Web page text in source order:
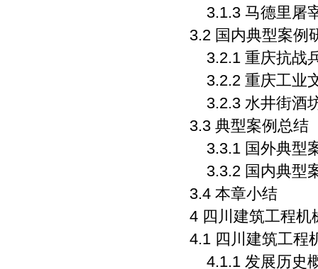
3.1.3 马德里屠
3.2 国内典型案例
3.2.1 重庆抗战
3.2.2 重庆工业
3.2.3 水井街酒
3.3 典型案例总结
3.3.1 国外典型
3.3.2 国内典型
3.4 本章小结
4 四川建筑工程机
4.1 四川建筑工程
4.1.1 发展历史